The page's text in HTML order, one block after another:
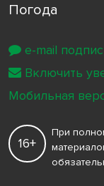
Погода
16+
При
e-mail
Включить
Мобильная